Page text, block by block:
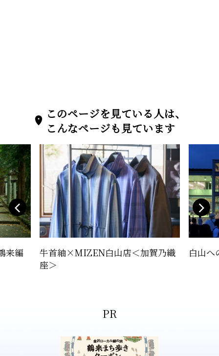
このページを見ている人は、
こんなページも見ています
来編
牛首紬×MIZEN白山店＜加賀乃織
座＞
白山へ